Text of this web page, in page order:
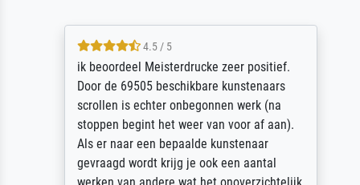
4.5 / 5
ik beoordeel Meisterdrucke zeer positief.
Door de 69505 beschikbare kunstenaars
scrollen is echter onbegonnen werk (na
stoppen begint het weer van voor af aan).
Als er naar een bepaalde kunstenaar
gevraagd wordt krijg je ook een aantal